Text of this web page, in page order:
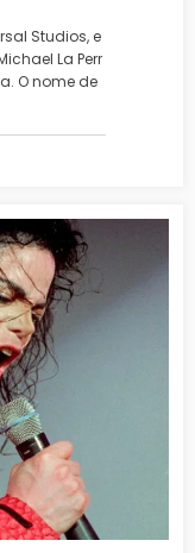
Studios, e
La Perr
O nome de